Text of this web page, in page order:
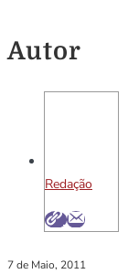
Autor
Redação
7 de Maio, 2011